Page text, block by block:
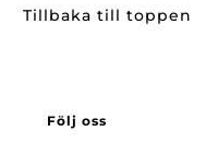
Tillbaka till toppen
Följ oss